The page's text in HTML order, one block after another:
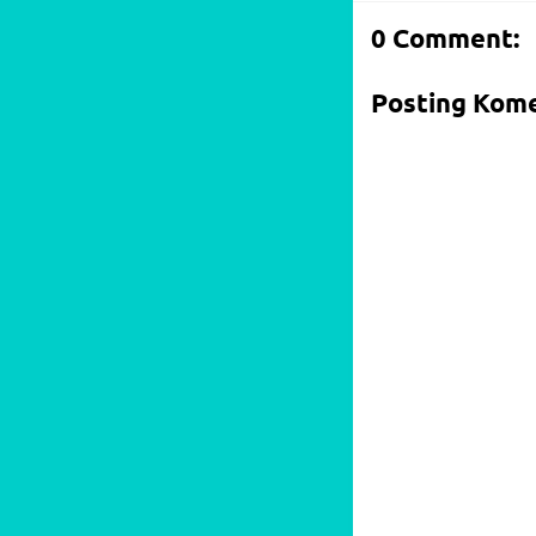
0 Comment:
Posting